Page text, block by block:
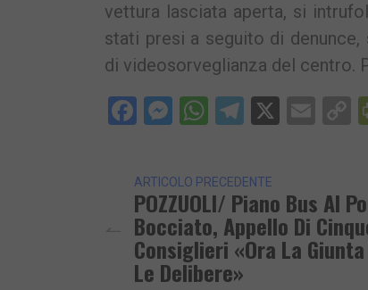
vettura lasciata aperta, si
stati presi a seguito di
di videosorveglianza del centro.
Facebook
Messenger
WhatsApp
Telegram
X
ARTICOLO PRECEDENTE
POZZUOLI/ Piano Bus Al
Bocciato, Appello Di
Consiglieri «Ora La
Le Delibere»